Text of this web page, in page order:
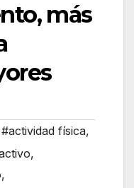
más
#actividad física,
,
,